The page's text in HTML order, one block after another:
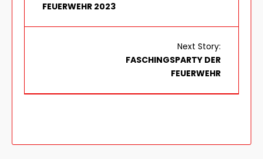
EUERWEHR 2023
Next Story:
FASCHINGSPARTY DER
FEUERWEHR